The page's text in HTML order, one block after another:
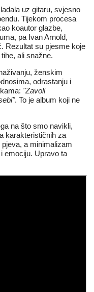
uz gitaru, svjesno
Tijekom procesa
koautor glazbe,
pa Ivan Arnold,
Rezultat su pjesme koje
ali snažne.
ženskim
odrastanju i
"Zavoli
. To je album koji ne
na što smo navikli,
karakterističnih za
a minimalizam
emociju. Upravo ta